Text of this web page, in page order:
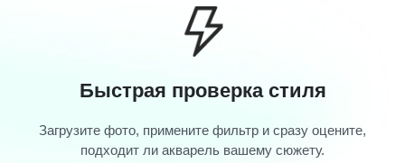
Быстрая проверка стиля
Загрузите фото, примените фильтр и сразу оцените,
подходит ли акварель вашему сюжету.